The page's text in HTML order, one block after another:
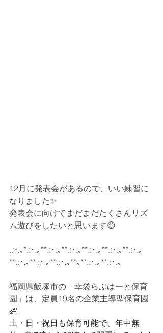
12月に発表会があるので、いい練習に
なりました✨
発表会に向けてまだまだたくさんリズ
ム遊びをしたいと思います😊
.:･.｡*.:･.｡**.:･.｡**.:･.｡**.:･.｡**.:･.｡**.:･.｡
**.:･.｡**.:･.｡**.:･.｡**｡**.:･.｡**.:･.｡
福岡県飯塚市の「幸袋らぶはーと保育
園」は、定員19名の企業主導型保育園
👶
土・日・祝日も保育可能で、年中無